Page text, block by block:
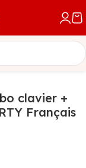
clavier +
Français